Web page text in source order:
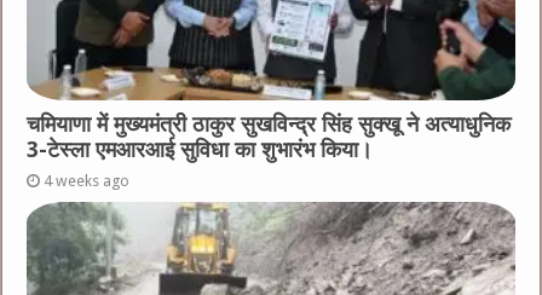
चमियाणा में मुख्यमंत्री ठाकुर सुखविन्द्र सिंह सुक्खू ने अत्याधुनिक
3-टेस्ला एमआरआई सुविधा का शुभारंभ किया।
4 weeks ago